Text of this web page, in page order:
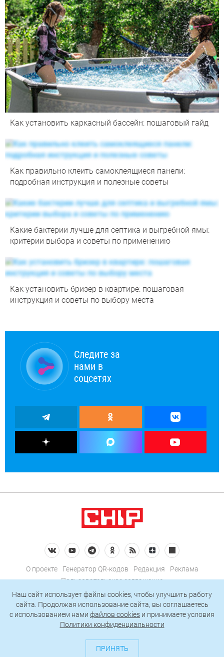
Как установить каркасный бассейн: пошаговый гайд
Как правильно клеить самоклеящиеся панели:
подробная инструкция и полезные советы
Какие бактерии лучше для септика и выгребной ямы:
критерии выбора и советы по применению
Как установить бризер в квартире: пошаговая
инструкция и советы по выбору места
Следите за
нами в
соцсетях
О проекте Генератор QR-кодов Редакция
Реклама
Пользовательское соглашение
Политика конфиденциальности
Подписаться на рассылку
127018, Москва, ул. Полковая, д. 3, стр. 4, помещение I, комн. 23
Наш сайт использует файлы cookies, чтобы улучшить работу
сайта. Продолжая использование сайта, вы соглашаетесь
c использованием нами файлов cookies и принимаете условия
Политики конфиденциальности
ПРИНЯТЬ